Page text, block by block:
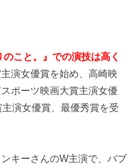
こと。』での演技は高く
主演女優賞を始め、高崎映
ポーツ映画大賞主演女優
演女優賞、最優秀賞を受
キーさんのW主演で、バブ